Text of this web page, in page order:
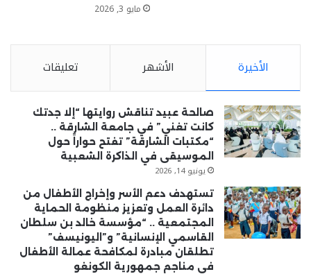
مايو 3, 2026
الأخيرة الأشهر تعليقات
صالحة عبيد تناقش روايتها “إلا جدتك
كانت تغني” في جامعة الشارقة ..
“مكتبات الشارقة” تفتح حواراً حول
الموسيقى في الذاكرة الشعبية
يونيو 14, 2026
تستهدف دعم الأسر وإخراج الأطفال من
دائرة العمل وتعزيز منظومة الحماية
المجتمعية .. “مؤسسة خالد بن سلطان
القاسمي الإنسانية” و”اليونيسف”
تطلقان مبادرة لمكافحة عمالة الأطفال
في مناجم جمهورية الكونغو